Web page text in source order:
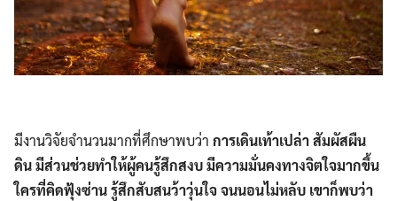
มีงานวิจัยจำนวนมากที่ศึกษาพบว่า การเดินเท้าเปล่า สัมผัสผืน
ดิน มีส่วนช่วยทำให้ผู้คนรู้สึกสงบ มีความมั่นคงทางจิตใจมากขึ้น
ใครที่คิดฟุ้งซ่าน รู้สึกสับสนว้าวุ่นใจ จนนอนไม่หลับ เขาก็พบว่า